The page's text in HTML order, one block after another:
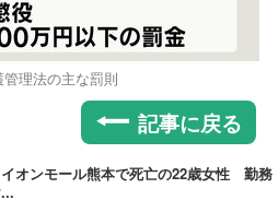
理法の主な罰則
記事に戻る
オンモール熊本で死亡の22歳女性 勤務